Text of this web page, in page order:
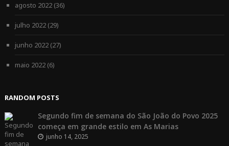
agosto 2022(36)
julho 2022(29)
junho 2022(27)
maio 2022(6)
RANDOM POSTS
Segundo fim de semana do São João do Povo 2025
começa em grande estilo em As Marias
junho 14, 2025